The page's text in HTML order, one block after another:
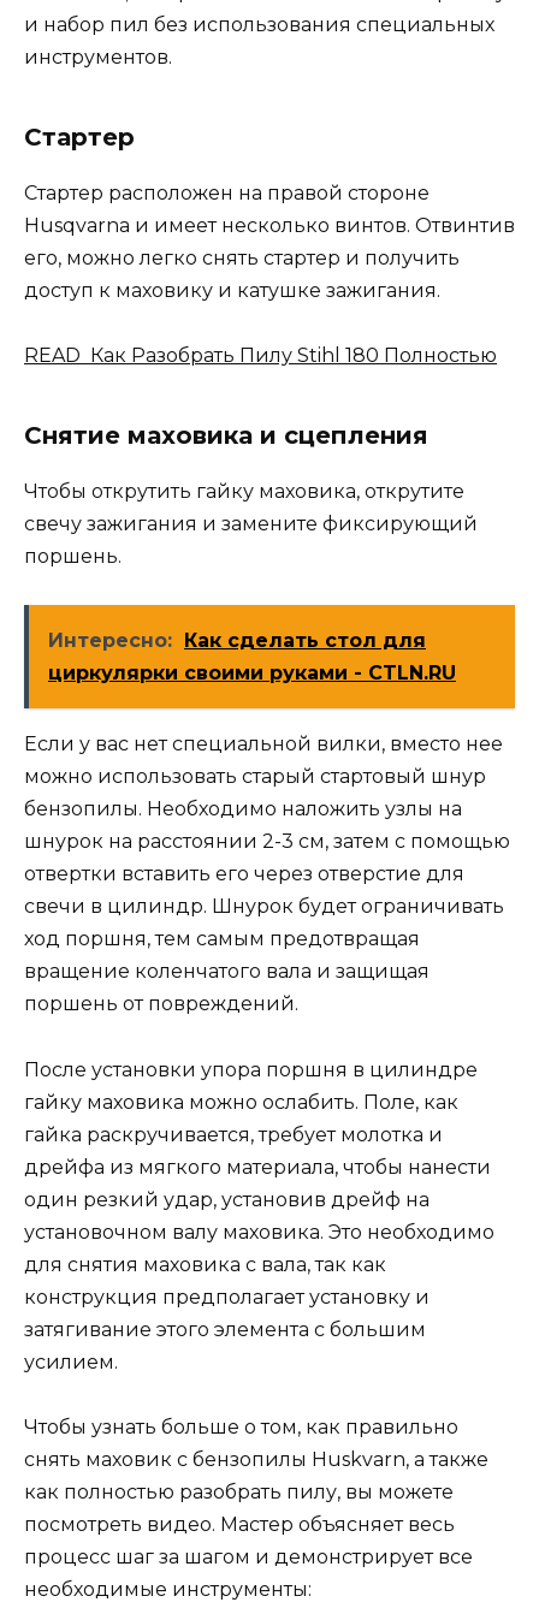
и набор пил без использования специальных
инструментов.
Стартер
Стартер расположен на правой стороне
Husqvarna и имеет несколько винтов. Отвинтив
его, можно легко снять стартер и получить
доступ к маховику и катушке зажигания.
READ Как Разобрать Пилу Stihl 180 Полностью
Снятие маховика и сцепления
Чтобы открутить гайку маховика, открутите
свечу зажигания и замените фиксирующий
поршень.
Интересно:
Как сделать стол для
циркулярки своими руками - CTLN.RU
Если у вас нет специальной вилки, вместо нее
можно использовать старый стартовый шнур
бензопилы. Необходимо наложить узлы на
шнурок на расстоянии 2-3 см, затем с помощью
отвертки вставить его через отверстие для
свечи в цилиндр. Шнурок будет ограничивать
ход поршня, тем самым предотвращая
вращение коленчатого вала и защищая
поршень от повреждений.
После установки упора поршня в цилиндре
гайку маховика можно ослабить. Поле, как
гайка раскручивается, требует молотка и
дрейфа из мягкого материала, чтобы нанести
один резкий удар, установив дрейф на
установочном валу маховика. Это необходимо
для снятия маховика с вала, так как
конструкция предполагает установку и
затягивание этого элемента с большим
усилием.
Чтобы узнать больше о том, как правильно
снять маховик с бензопилы Huskvarn, а также
как полностью разобрать пилу, вы можете
посмотреть видео. Мастер объясняет весь
процесс шаг за шагом и демонстрирует все
необходимые инструменты: